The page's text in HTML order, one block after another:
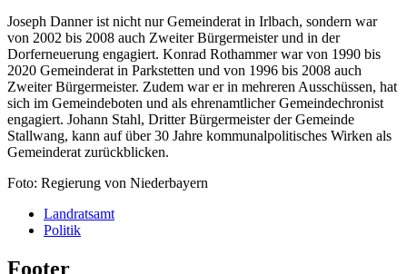
Joseph Danner ist nicht nur Gemeinderat in Irlbach, sondern war
von 2002 bis 2008 auch Zweiter Bürgermeister und in der
Dorferneuerung engagiert. Konrad Rothammer war von 1990 bis
2020 Gemeinderat in Parkstetten und von 1996 bis 2008 auch
Zweiter Bürgermeister. Zudem war er in mehreren Ausschüssen, hat
sich im Gemeindeboten und als ehrenamtlicher Gemeindechronist
engagiert. Johann Stahl, Dritter Bürgermeister der Gemeinde
Stallwang, kann auf über 30 Jahre kommunalpolitisches Wirken als
Gemeinderat zurückblicken.
Foto: Regierung von Niederbayern
Landratsamt
Politik
Footer